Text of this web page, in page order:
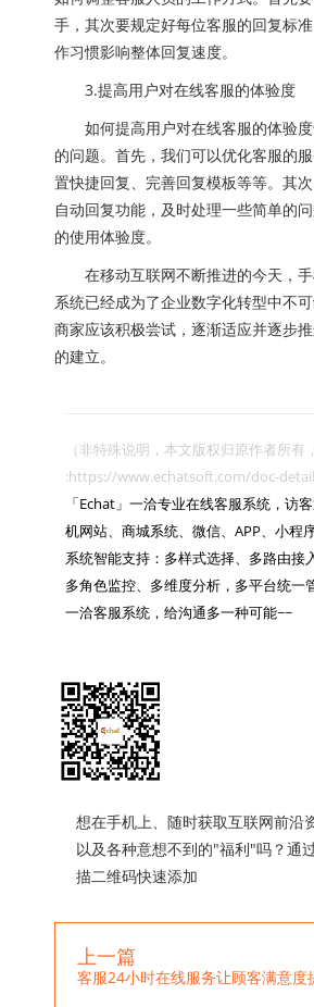
手，其次要规定好每位客服的回复标
作习惯影响整体回复速度。
3.提高用户对在线客服的体验度
如何提高用户对在线客服的体验度
的问题。首先，我们可以优化客服的
置快捷回复、完善回复模板等等。其
自动回复功能，及时处理一些简单的
的使用体验度。
在移动互联网不断推进的今天，手
系统已经成为了企业数字化转型中不可
商家应该积极尝试，逐渐适应并逐步
的建立。
（非特殊说明，本文版权归原作者所有
:https://www.echatsoft.com/doc-
「Echat」一洽专业在线客服系统，访
机网站、商城系统、微信、APP、小程
系统智能支持：多样式选择、多路由接
多角色监控、多维度分析，多平台统一
一洽客服系统，给沟通多一种可能~~
想在手机上、随时获取互联网前沿
以及各种意想不到的"福利"吗？通
描二维码快速添加
上一篇
客服24小时在线服务让顾客满意度